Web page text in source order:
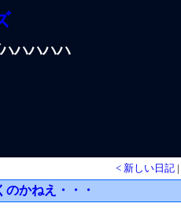
ハハハハ
< 新しい日記 |
のかねえ・・・